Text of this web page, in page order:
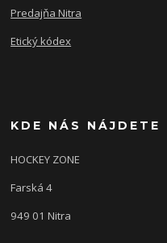
Predajňa Nitra
Etický kódex
KDE NÁS NÁJDETE
HOCKEY ZONE
Farská 4
949 01 Nitra